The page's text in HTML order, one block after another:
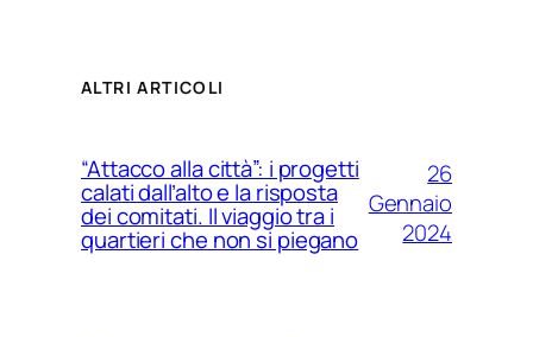
ALTRI ARTICOLI
“Attacco alla città”: i progetti
calati dall’alto e la risposta
dei comitati. Il viaggio tra i
quartieri che non si piegano
26
Gennaio
2024